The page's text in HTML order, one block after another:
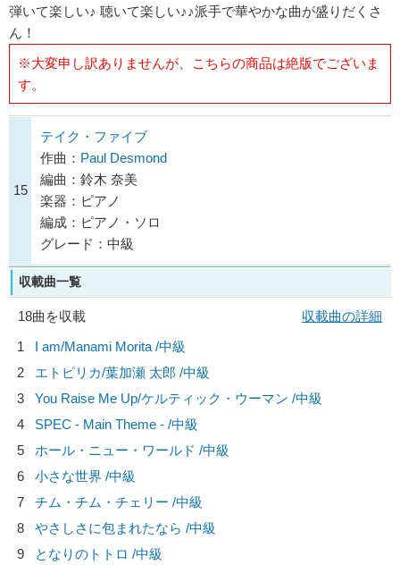
弾いて楽しい♪ 聴いて楽しい♪♪派手で華やかな曲が盛りだくさ
ん！
※大変申し訳ありませんが、こちらの商品は絶版でございま
す。
15
テイク・ファイブ
作曲： Paul Desmond
編曲：鈴木 奈美
楽器：ピアノ
編成：ピアノ・ソロ
グレード：中級
収載曲一覧
18曲を収載
収載曲の詳細
1
I am/Manami Morita /中級
2
エトピリカ/葉加瀬 太郎 /中級
3
You Raise Me Up/ケルティック・ウーマン /中級
4
SPEC - Main Theme - /中級
5
ホール・ニュー・ワールド /中級
6
小さな世界 /中級
7
チム・チム・チェリー /中級
8
やさしさに包まれたなら /中級
9
となりのトトロ /中級